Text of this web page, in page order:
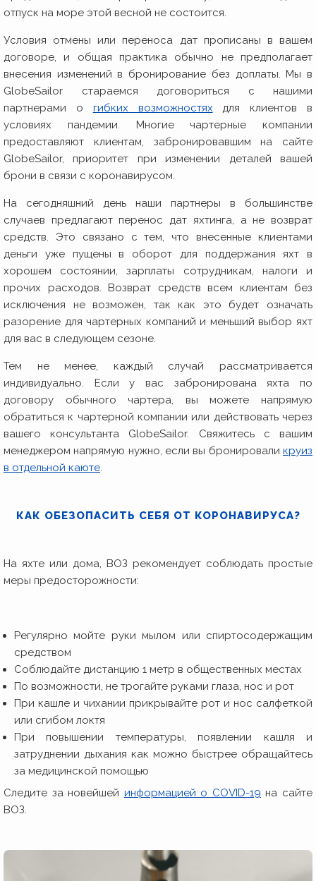
отпуск на море этой весной не состоится.
Условия отмены или переноса дат прописаны в вашем
договоре, и общая практика обычно не предполагает
внесения изменений в бронирование без доплаты. Мы в
GlobeSailor стараемся договориться с нашими
партнерами о гибких возможностях для клиентов в
условиях пандемии. Многие чартерные компании
предоставляют клиентам, забронировавшим на сайте
GlobeSailor, приоритет при изменении деталей вашей
брони в связи с коронавирусом.
На сегодняшний день наши партнеры в большинстве
случаев предлагают перенос дат яхтинга, а не возврат
средств. Это связано с тем, что внесенные клиентами
деньги уже пущены в оборот для поддержания яхт в
хорошем состоянии, зарплаты сотрудникам, налоги и
прочих расходов. Возврат средств всем клиентам без
исключения не возможен, так как это будет означать
разорение для чартерных компаний и меньший выбор яхт
для вас в следующем сезоне.
Тем не менее, каждый случай рассматривается
индивидуально. Если у вас забронирована яхта по
договору обычного чартера, вы можете напрямую
обратиться к чартерной компании или действовать через
вашего консультанта GlobeSailor. Свяжитесь с вашим
менеджером напрямую нужно, если вы бронировали круиз
в отдельной каюте.
КАК ОБЕЗОПАСИТЬ СЕБЯ ОТ КОРОНАВИРУСА?
На яхте или дома, ВОЗ рекомендует соблюдать простые
меры предосторожности:
Регулярно мойте руки мылом или спиртосодержащим
средством
Соблюдайте дистанцию 1 метр в общественных местах
По возможности, не трогайте руками глаза, нос и рот
При кашле и чихании прикрывайте рот и нос салфеткой
или сгибом локтя
При повышении температуры, появлении кашля и
затруднении дыхания как можно быстрее обращайтесь
за медицинской помощью
Следите за новейшей информацией о COVID-19 на сайте
ВОЗ.